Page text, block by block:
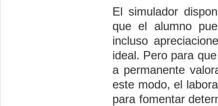
El simulador
que el alumno
incluso
ideal. Pero para
a permanente
este modo, el
para fomentar